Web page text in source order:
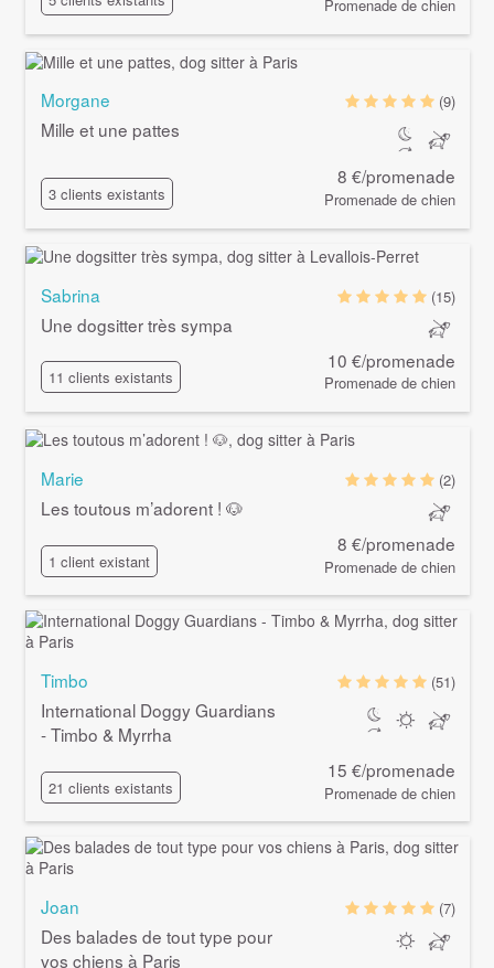
Promenade de chien
Morgane
Mille et une pattes
3 clients existants
(9)
8 €/promenade
Promenade de chien
Sabrina
Une dogsitter très sympa
11 clients existants
(15)
10 €/promenade
Promenade de chien
Marie
Les toutous m’adorent ! 🐶
1 client existant
(2)
8 €/promenade
Promenade de chien
Timbo
International Doggy Guardians
- Timbo & Myrrha
21 clients existants
(51)
15 €/promenade
Promenade de chien
Joan
Des balades de tout type pour
vos chiens à Paris
(7)